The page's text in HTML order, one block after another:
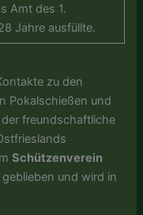
Amt des 1.
Jahre ausfüllte.
zu den
Pokalschießen und
freundschaftliche
Schützenverein
und wird in